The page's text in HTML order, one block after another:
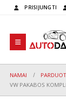
PRISIJUNGTI
NAMAI
VW PAKABOS